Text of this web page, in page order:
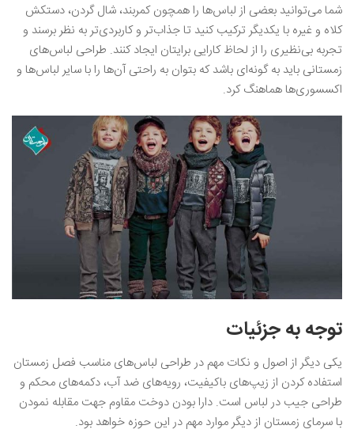
شما می‌توانید بعضی از لباس‌ها را همچون کمربند، شال گردن، دستکش
کلاه و غیره با یکدیگر ترکیب کنید تا جذاب‌تر و کاربردی‌تر به نظر برسند و
تجربه بی‌نظیری را از لحاظ کارایی برایتان ایجاد کنند. طراحی لباس‌های
زمستانی باید به گونه‌ای باشد که بتوان به راحتی آن‌ها را با سایر لباس‌ها و
اکسسوری‌ها هماهنگ کرد.
توجه به جزئیات
یکی دیگر از اصول و نکات مهم در طراحی لباس‌های مناسب فصل زمستان
استفاده کردن از زیپ‌های باکیفیت، رویه‌های ضد آب، دکمه‌های محکم و
طراحی جیب در لباس است. دارا بودن دوخت مقاوم جهت مقابله نمودن
با سرمای زمستان از دیگر موارد مهم در این حوزه خواهد بود.